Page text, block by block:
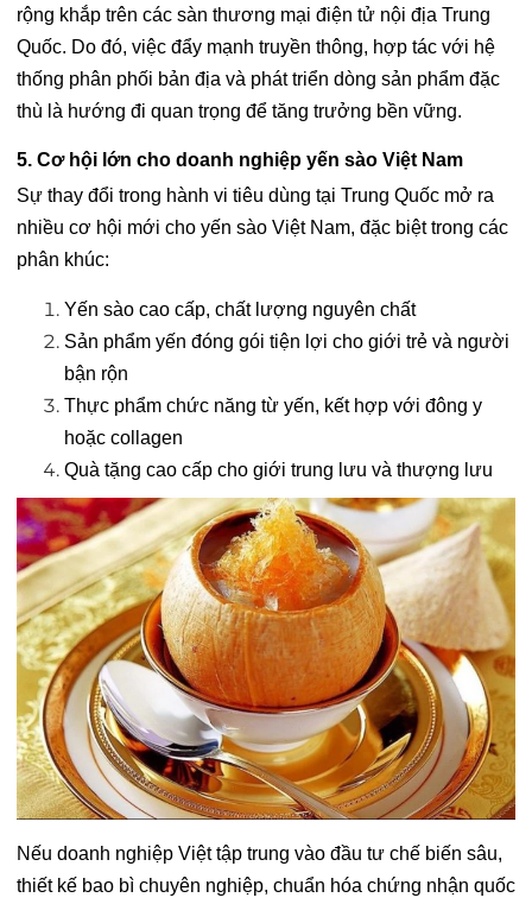
rộng khắp trên các sàn thương mại điện tử nội địa Trung
Quốc. Do đó, việc đẩy mạnh truyền thông, hợp tác với hệ
thống phân phối bản địa và phát triển dòng sản phẩm đặc
thù là hướng đi quan trọng để tăng trưởng bền vững.
5. Cơ hội lớn cho doanh nghiệp yến sào Việt Nam
Sự thay đổi trong hành vi tiêu dùng tại Trung Quốc mở ra
nhiều cơ hội mới cho yến sào Việt Nam, đặc biệt trong các
phân khúc:
Yến sào cao cấp, chất lượng nguyên chất
Sản phẩm yến đóng gói tiện lợi cho giới trẻ và người
bận rộn
Thực phẩm chức năng từ yến, kết hợp với đông y
hoặc collagen
Quà tặng cao cấp cho giới trung lưu và thượng lưu
Nếu doanh nghiệp Việt tập trung vào đầu tư chế biến sâu,
thiết kế bao bì chuyên nghiệp, chuẩn hóa chứng nhận quốc